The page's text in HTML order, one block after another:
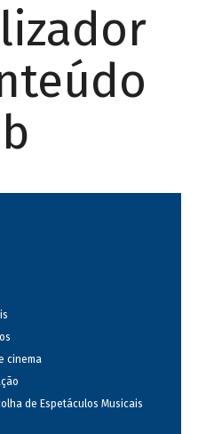
cinema
de Espetáculos Musicais